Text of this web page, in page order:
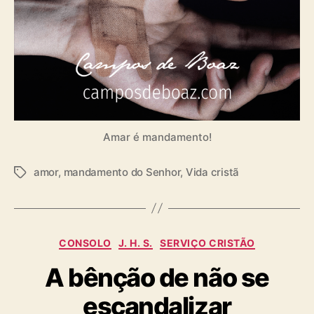
Amar é mandamento!
T
amor, mandamento do Senhor, Vida cristã
C
e
g
CONSOLO J. H. S. SERVIÇO CRISTÃO
A bênção de não se
escandalizar